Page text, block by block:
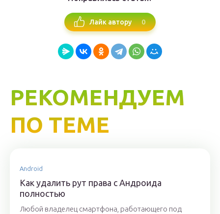
Лайк автору 0
РЕКОМЕНДУЕМ
ПО ТЕМЕ
Android
Как удалить рут права с Андроида
полностью
Любой владелец смартфона, работающего под